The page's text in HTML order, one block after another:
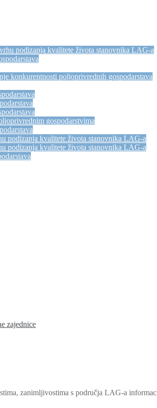
podizanja kvalitete života stanovnika LAG-a
konkurentnosti poljoprivrednih gospodarstava
gospodarstvima
podizanja kvalitete života stanovnika LAG-a
podizanja kvalitete života stanovnika LAG-a
zajednice
zanimljivostima s područja LAG-a